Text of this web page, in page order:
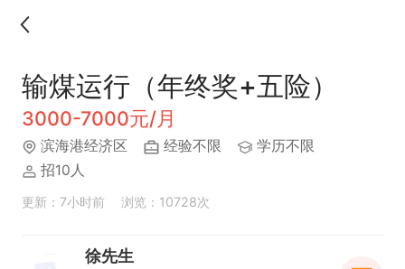
输煤运行（年终奖+五险）
3000-7000元/月
滨海港经济区 经验不限
学历不限
招10人
更新：7小时前 浏览：10728次
徐先生